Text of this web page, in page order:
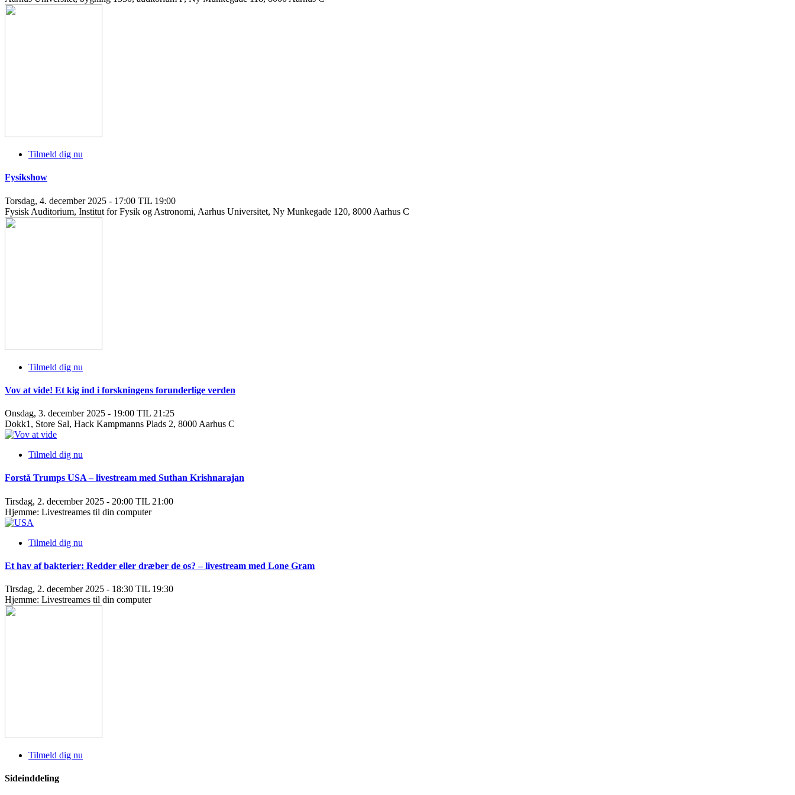
Tilmeld dig nu
Fysikshow
Torsdag, 4. december 2025 - 17:00 TIL 19:00
Fysisk Auditorium, Institut for Fysik og Astronomi, Aarhus Universitet, Ny Munkegade 120, 8000 Aarhus C
Tilmeld dig nu
Vov at vide! Et kig ind i forskningens forunderlige verden
Onsdag, 3. december 2025 - 19:00 TIL 21:25
Dokk1, Store Sal, Hack Kampmanns Plads 2, 8000 Aarhus C
Tilmeld dig nu
Forstå Trumps USA – livestream med Suthan Krishnarajan
Tirsdag, 2. december 2025 - 20:00 TIL 21:00
Hjemme: Livestreames til din computer
Tilmeld dig nu
Et hav af bakterier: Redder eller dræber de os? – livestream med Lone Gram
Tirsdag, 2. december 2025 - 18:30 TIL 19:30
Hjemme: Livestreames til din computer
Tilmeld dig nu
Sideinddeling